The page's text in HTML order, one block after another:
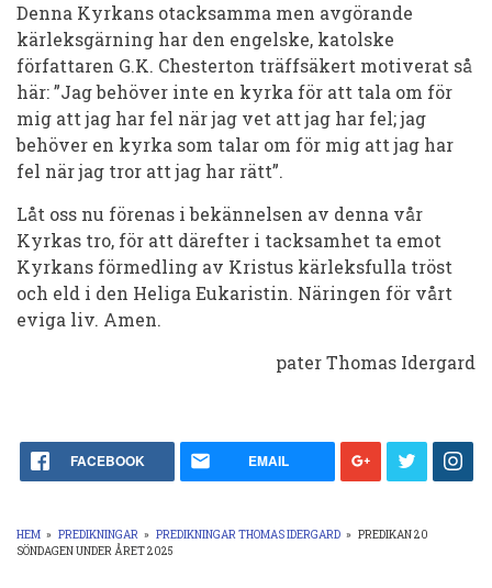
Denna Kyrkans otacksamma men avgörande
kärleksgärning har den engelske, katolske
författaren G.K. Chesterton träffsäkert motiverat så
här: ”Jag behöver inte en kyrka för att tala om för
mig att jag har fel när jag vet att jag har fel; jag
behöver en kyrka som talar om för mig att jag har
fel när jag tror att jag har rätt”.
Låt oss nu förenas i bekännelsen av denna vår
Kyrkas tro, för att därefter i tacksamhet ta emot
Kyrkans förmedling av Kristus kärleksfulla tröst
och eld i den Heliga Eukaristin. Näringen för vårt
eviga liv. Amen.
pater Thomas Idergard
FACEBOOK EMAIL
LÄNKSTIG
HEM » PREDIKNINGAR » PREDIKNINGAR THOMAS IDERGARD » PREDIKAN 20
SÖNDAGEN UNDER ÅRET 2025